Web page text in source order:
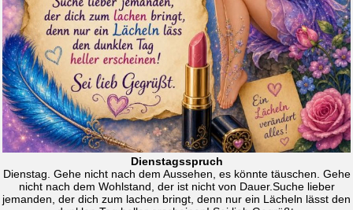
Dienstagsspruch
Dienstag. Gehe nicht nach dem Aussehen, es könnte täuschen. Gehe
nicht nach dem Wohlstand, der ist nicht von Dauer.Suche lieber
jemanden, der dich zum lachen bringt, denn nur ein Lächeln lässt den